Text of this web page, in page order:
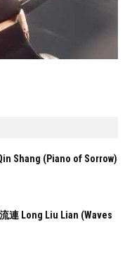
Shang (Piano of Sorrow)
連 Long Liu Lian (Waves